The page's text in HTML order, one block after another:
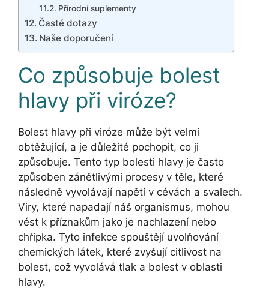
Přírodní suplementy
Časté dotazy
Naše doporučení
Co způsobuje bolest
hlavy při viróze?
Bolest hlavy při viróze může být velmi
obtěžující, a je důležité pochopit, co ji
způsobuje. Tento typ bolesti hlavy je často
způsoben zánětlivými procesy v těle, které
následně vyvolávají napětí v cévách a svalech.
Viry, které napadají náš organismus, mohou
vést k příznakům jako je nachlazení nebo
chřipka. Tyto infekce spouštějí uvolňování
chemických látek, které zvyšují citlivost na
bolest, což vyvolává tlak a bolest v oblasti
hlavy.